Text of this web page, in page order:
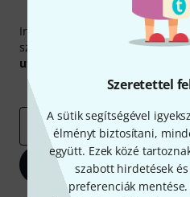
Szeretettel
A sütik segítségével
élményt biztosítani,
együtt. Ezek közé
szabott hirdetések
preferenciák
Iratkozz fel a Thomann angol
szerencsével megnyerheted a
utalvány
Inspiráló gondolatok
e-mail cím *